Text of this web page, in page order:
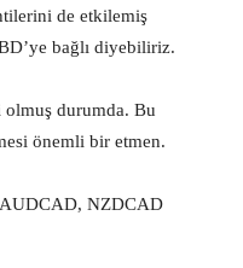
de etkilemiş
bağlı diyebiliriz.
olmuş durumda. Bu
önemli bir etmen.
AUDCAD, NZDCAD